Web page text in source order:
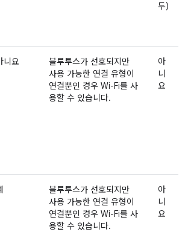
두)
니요
블루투스가 선호되지만
사용 가능한 연결 유형이
연결뿐인 경우 Wi-Fi를 사
용할 수 있습니다.
아
니
요
블루투스가 선호되지만
사용 가능한 연결 유형이
연결뿐인 경우 Wi-Fi를 사
용할 수 있습니다.
아
니
요